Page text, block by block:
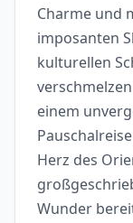
Charme und
imposanten
kulturellen
einem
Herz des
Wunder